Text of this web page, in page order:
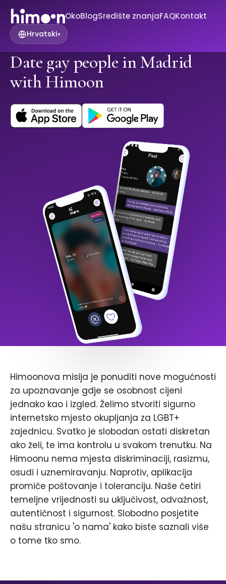
OkoBlogSredište znanjaFAQKontakt
Hrvatski▾
Date gay people in Madrid
with Himoon
Himoonova misija je ponuditi nove mogućnosti
za upoznavanje gdje se osobnost cijeni
jednako kao i izgled. Želimo stvoriti sigurno
internetsko mjesto okupljanja za LGBT+
zajednicu. Svatko je slobodan ostati diskretan
ako želi, te ima kontrolu u svakom trenutku. Na
Himoonu nema mjesta diskriminaciji, rasizmu,
osudi i uznemiravanju. Naprotiv, aplikacija
promiče poštovanje i toleranciju. Naše četiri
temeljne vrijednosti su uključivost, odvažnost,
autentičnost i sigurnost. Slobodno posjetite
našu stranicu 'o nama' kako biste saznali više
o tome tko smo.